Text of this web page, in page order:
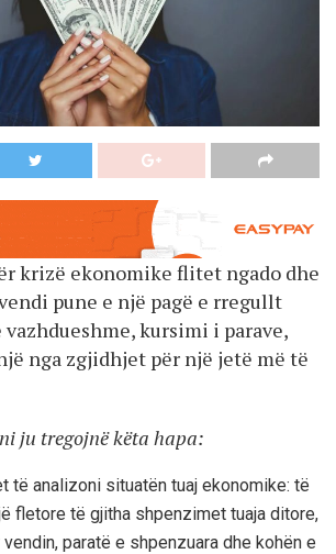
krizë ekonomike flitet ngado dhe
pune e një pagë e rregullt
kursimi i parave,
nga zgjidhjet për një jetë më të
ju tregojnë këta hapa:
të analizoni situatën tuaj ekonomike: të
fletore të gjitha shpenzimet tuaja ditore,
paratë e shpenzuara dhe kohën e